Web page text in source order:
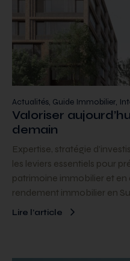
Actualités, Guide Immobilier,
Valoriser
demain
Expertise, stratégie
les leviers essentiels pour
patrimoine immobilier et en
rendement immobilier en
Lire l’article